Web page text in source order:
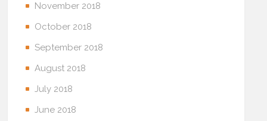
November 2018
October 2018
September 2018
August 2018
July 2018
June 2018